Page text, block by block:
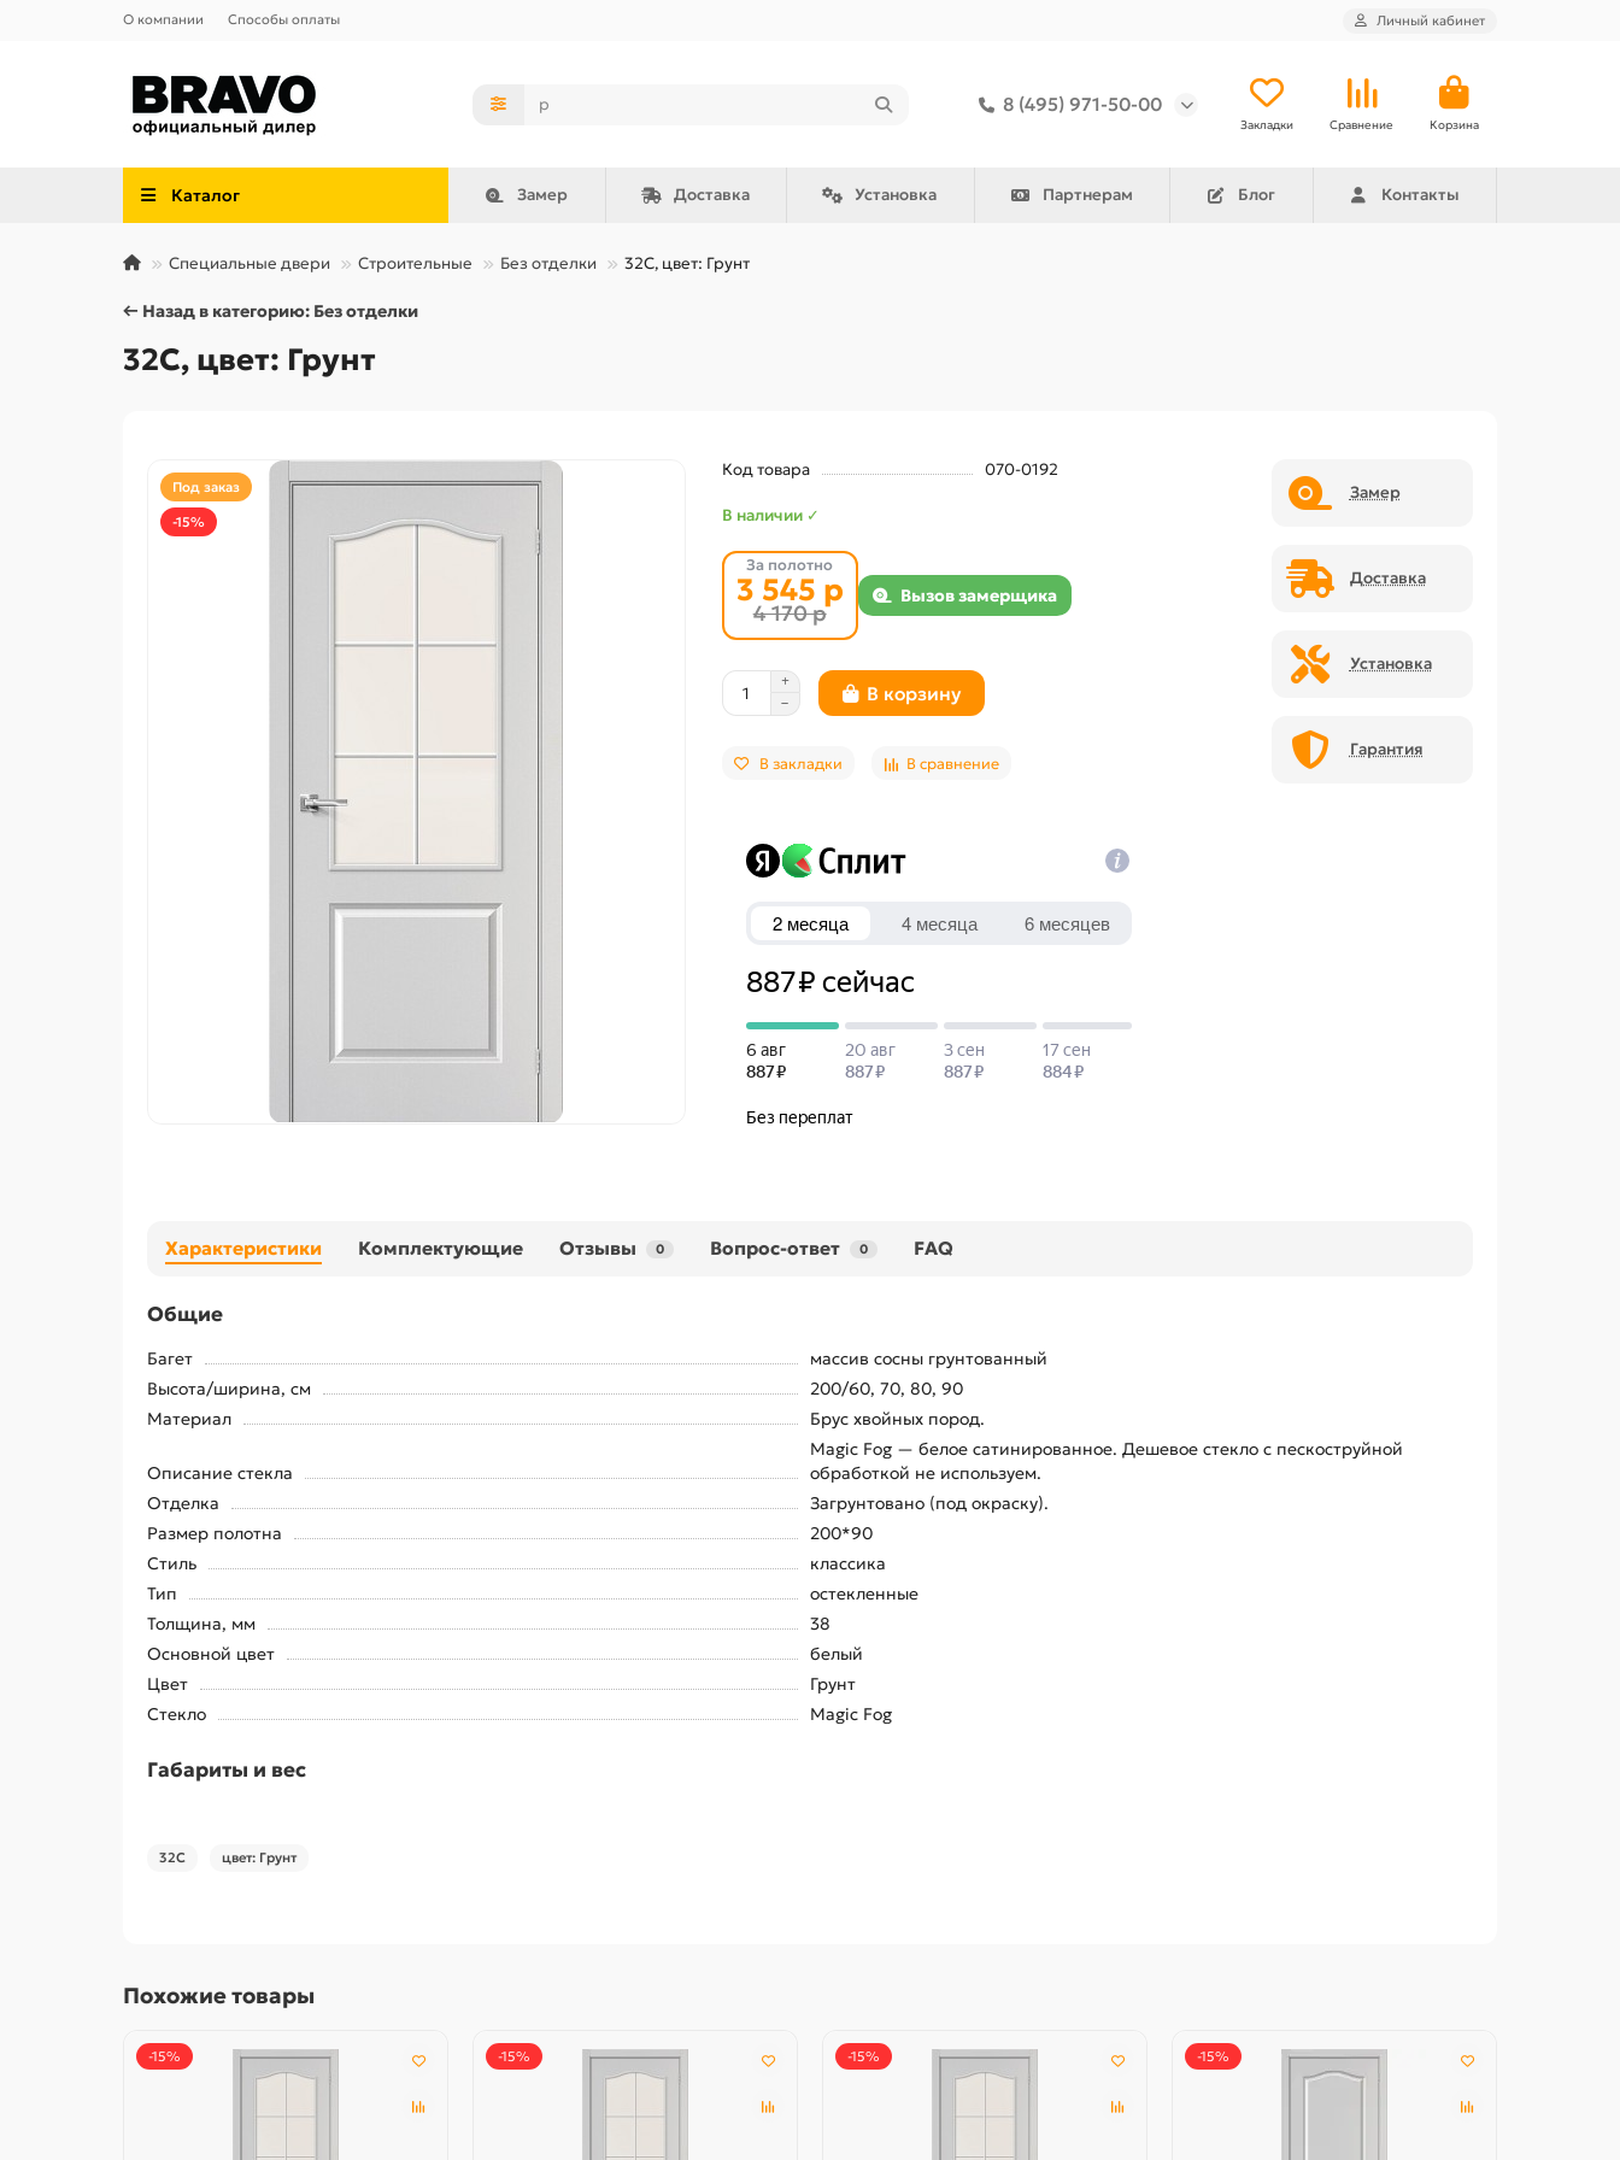
О компании Способы оплаты Личный кабинет
8 (495) 971-50-00
Закладки Сравнение Корзина
Каталог Замер Доставка Установка Партнерам Блог Контакты
Специальные двери Строительные Без отделки 32С, цвет: Грунт
← Назад в категорию: Без отделки
32С, цвет: Грунт
Под заказ
-15%
Код товара 070-0192
В наличии ✓
За полотно
4 170 р
3 545 р Вызов замерщика
В корзину
В закладки В сравнение
Замер
Доставка
Установка
Гарантия
Характеристики Комплектующие Отзывы 0 Вопрос-ответ 0 FAQ
Общие
Багет
массив сосны грунтованный
Высота/ширина, см
200/60, 70, 80, 90
Материал
Брус хвойных пород.
Описание стекла
Magic Fog — белое сатинированное. Дешевое стекло с пескоструйной
обработкой не используем.
Отделка
Загрунтовано (под окраску).
Размер полотна
200*90
Стиль
классика
Тип
остекленные
Толщина, мм
38
Основной цвет
белый
Цвет
Грунт
Стекло
Magic Fog
Габариты и вес
32С цвет: Грунт
Похожие товары
-15% -15% -15% -15%